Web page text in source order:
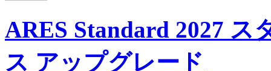
ARES Standard 2027
ス アップグレード